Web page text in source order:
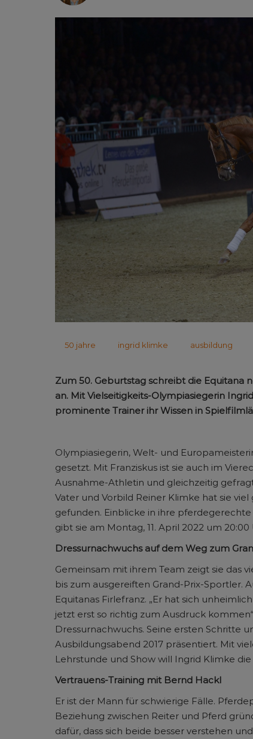
50 jahre ingrid klimke ausbildung
Zum 50. Geburtstag schreibt die Equitana
an. Mit Vielseitigkeits-Olympiasiegerin
prominente Trainer ihr Wissen in
Olympiasiegerin, Welt- und
gesetzt. Mit Franziskus ist sie auch im
Ausnahme-Athletin und gleichzeitig
Vater und Vorbild Reiner Klimke hat sie
gefunden. Einblicke in ihre
gibt sie am Montag, 11. April 2022 um
Dressurnachwuchs auf dem Weg zum
Gemeinsam mit ihrem Team zeigt sie das
bis zum ausgereiften Grand-Prix-Sportler.
Equitanas Firlefranz. „Er hat sich
jetzt erst so richtig zum Ausdruck
Dressurnachwuchs. Seine ersten Schritte
Ausbildungsabend 2017 präsentiert. Mit
Lehrstunde und Show will Ingrid Klimke
Vertrauens-Training mit Bernd Hackl
Er ist der Mann für schwierige Fälle.
Beziehung zwischen Reiter und Pferd
dafür, dass sich beide besser verstehen